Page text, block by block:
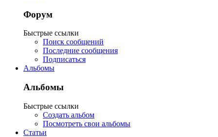
Форум
Быстрые ссылки
Поиск сообщений
Последние сообщения
Подписаться
Альбомы
Альбомы
Быстрые ссылки
Создать альбом
Посмотреть свои альбомы
Статьи